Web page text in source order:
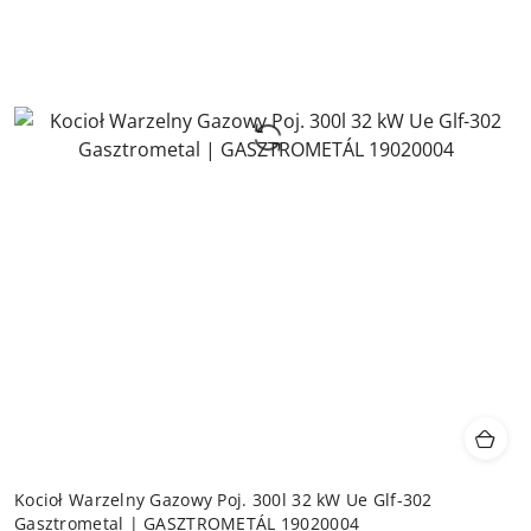
Kocioł Warzelny Gazowy Poj. 300l 32 kW Ue Glf-302
Gasztrometal | GASZTROMETÁL 19020004